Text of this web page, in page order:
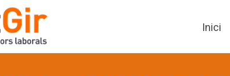
Inici